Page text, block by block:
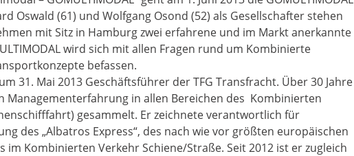
Oswald (61) und Wolfgang Osond (52) als Gesellschafter stehen
mit Sitz in Hamburg zwei erfahrene und im Markt anerkannte
wird sich mit allen Fragen rund um Kombinierte
befassen.
31. Mai 2013 Geschäftsführer der TFG Transfracht. Über 30 Jahre
Managementerfahrung in allen Bereichen des Kombinierten
gesammelt. Er zeichnete verantwortlich für
des „Albatros Express“, des nach wie vor größten europäischen
im Kombinierten Verkehr Schiene/Straße. Seit 2012 ist er zugleich